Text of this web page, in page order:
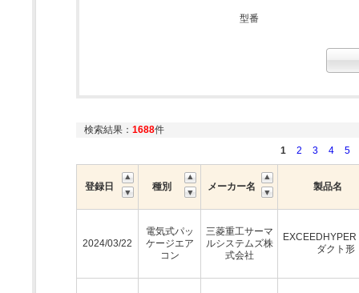
型番
検索結果： 1688件
1
2 3 4 5
登録日 種別 メーカー名 製品名
2024/03/22
電気式パッ
ケージエア
コン
三菱重工サーマ
ルシステムズ株
式会社
EXCEEDHYPER
ダクト形